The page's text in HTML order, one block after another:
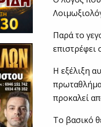
Παρά το
επιστρέφει
Η εξέλιξη
προκαλεί
Το βασικό